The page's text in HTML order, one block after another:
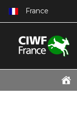
France